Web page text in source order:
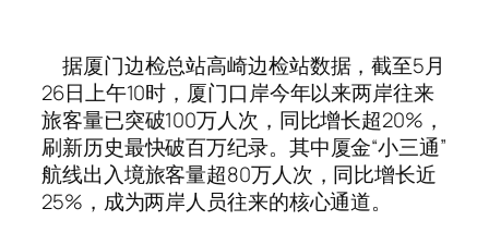
据厦门边检总站高崎边检站数据，截至5月
26日上午10时，厦门口岸今年以来两岸往来
旅客量已突破100万人次，同比增长超20%，
刷新历史最快破百万纪录。其中厦金“小三通”
航线出入境旅客量超80万人次，同比增长近
25%，成为两岸人员往来的核心通道。